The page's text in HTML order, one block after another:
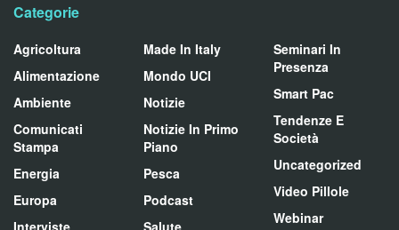
Categorie
Agricoltura
Alimentazione
Ambiente
Comunicati
Stampa
Energia
Europa
Interviste
Made In Italy
Mondo UCI
Notizie
Notizie In Primo
Piano
Pesca
Podcast
Salute
Seminari In
Presenza
Smart Pac
Tendenze E
Società
Uncategorized
Video Pillole
Webinar